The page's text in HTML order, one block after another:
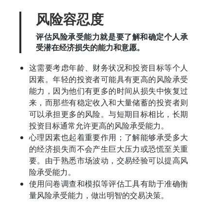
风险容忍度
评估风险承受能力就是要了解和确定个人承
受潜在经济损失的能力和意愿。
这需要考虑年龄、财务状况和投资目标等个人
因素。年轻的投资者可能具有更高的风险承受
能力，因为他们有更多的时间从损失中恢复过
来，而那些有稳定收入和大量储蓄的投资者则
可以承担更多的风险。与短期目标相比，长期
投资目标通常允许更高的风险承受能力。
心理因素也起着重要作用；了解能够承受多大
的经济损失而不会产生巨大压力或恐慌至关重
要。由于熟悉市场波动，交易经验可以提高风
险承受能力。
使用问卷调查和模拟等评估工具有助于准确衡
量风险承受能力，做出明智的交易决策。